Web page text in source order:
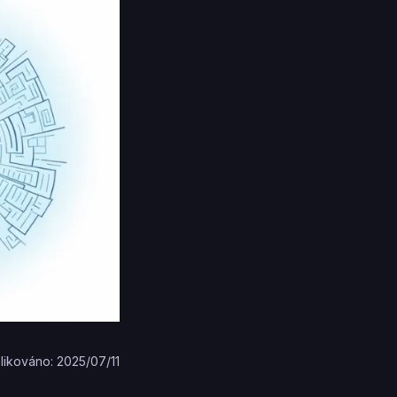
2025/07/11